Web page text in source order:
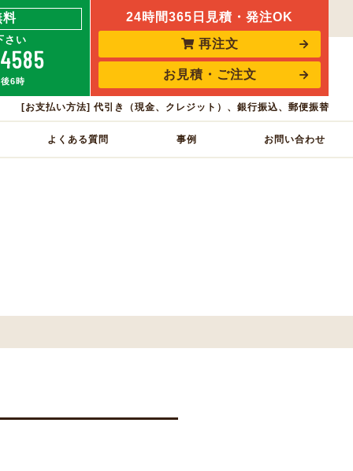
料
さい
6時
24時間365日見積・発注OK
再注文
お見積・ご注文
[お支払い方法] 代引き（現金、クレジット）、銀行振込、郵便振替
よくある質問 事例 お問い合わせ